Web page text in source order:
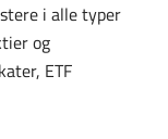
i alle typer
og
ETF